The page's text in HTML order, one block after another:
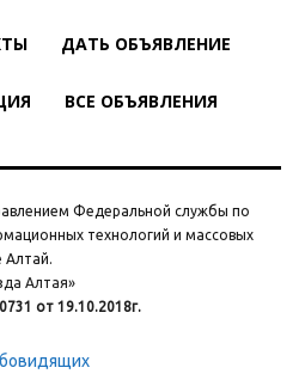
ДАТЬ ОБЪЯВЛЕНИЕ
ВСЕ ОБЪЯВЛЕНИЯ
Федеральной службы по
технологий и массовых
Алтай.
Алтая»
от 19.10.2018г.